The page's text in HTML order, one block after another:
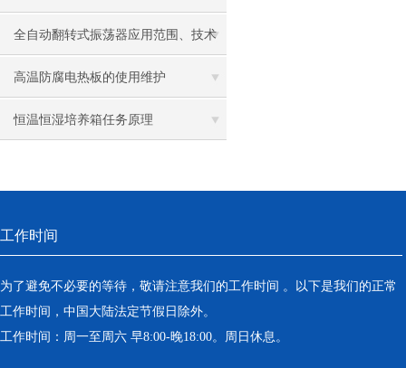
作步骤
全自动翻转式振荡器应用范围、技术
特征
高温防腐电热板的使用维护
恒温恒湿培养箱任务原理
工作时间
为了避免不必要的等待，敬请注意我们的工作时间 。以下是我们的正常
工作时间，中国大陆法定节假日除外。
工作时间：周一至周六 早8:00-晚18:00。周日休息。